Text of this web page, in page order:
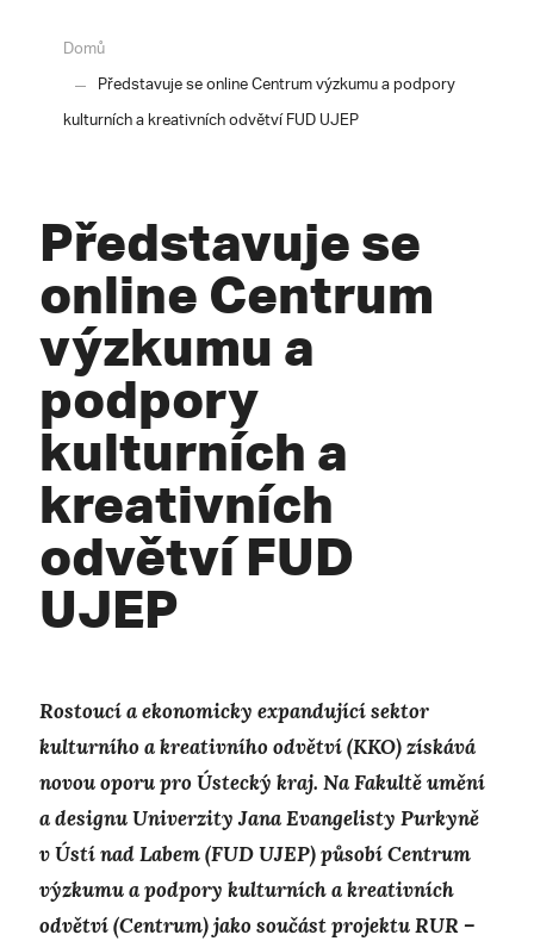
Domů
Představuje se online Centrum výzkumu a podpory
kulturních a kreativních odvětví FUD UJEP
Představuje se
online Centrum
výzkumu a
podpory
kulturních a
kreativních
odvětví FUD
UJEP
Rostoucí a ekonomicky expandující sektor
kulturního a kreativního odvětví (KKO) získává
novou oporu pro Ústecký kraj. Na Fakultě umění
a designu Univerzity Jana Evangelisty Purkyně
v Ústí nad Labem(FUDUJEP) působí Centrum
výzkumu a podpory kulturních a kreativních
odvětví (Centrum) jako součást projektu RUR –